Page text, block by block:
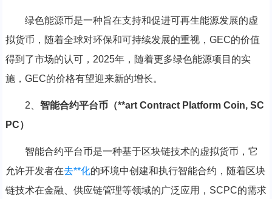
绿色能源币是一种旨在支持和促进可再生能源发展的虚
拟货币，随着全球对环保和可持续发展的重视，GEC的价值
得到了市场的认可，2025年，随着更多绿色能源项目的实
施，GEC的价格有望迎来新的增长。
2、 智能合约平台币（**art Contract Platform Coin, SC
PC）
智能合约平台币是一种基于区块链技术的虚拟货币，它
允许开发者在去**化的环境中创建和执行智能合约，随着区块
链技术在金融、供应链管理等领域的广泛应用，SCPC的需求